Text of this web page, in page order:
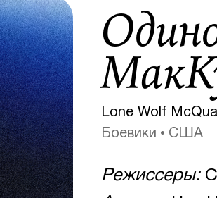
Статьи
Сериалы
Новости
Подборки
Рецензии
О нас
Авторы
Lone Wolf
Боевики
США
Режиссеры: